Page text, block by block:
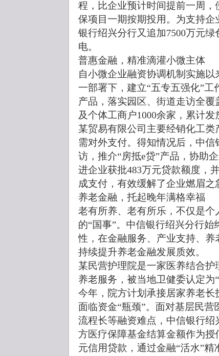
程，比企业预计时间提前一周
保项目一期按期投用。为支持
银行绍兴分行又追加7500万元
电。
普惠金融，精准滴灌小微主体
自小微企业融资协调机制实施
一部署下，建立“五专五强化”
产品，落实园区、街道走访全
及个体工商户1000余家，累计发
某贸易有限公司主要经销化工
需对外支付。得知情况后，中
访，推介“房抵e贷”产品，协助
进企业获批483万元贷款额度，
成支付，有效缓解了企业燃眉之
养老金融，托起晚年满格幸福
老有所养、老有所乐，不仅是
的“国事”。中信银行绍兴分行
性，在金融服务、产业支持、
持续提升养老金融发展质效。
某民营护理院是一家医养结合
养老服务，被当地卫健委认定为
今年，院方计划承接居家养老
面临资金“瓶颈”。面对基层民
流程长等融资难点，中信银行
方医疗保障基金结算金额作为
元信用贷款，通过金融“活水”